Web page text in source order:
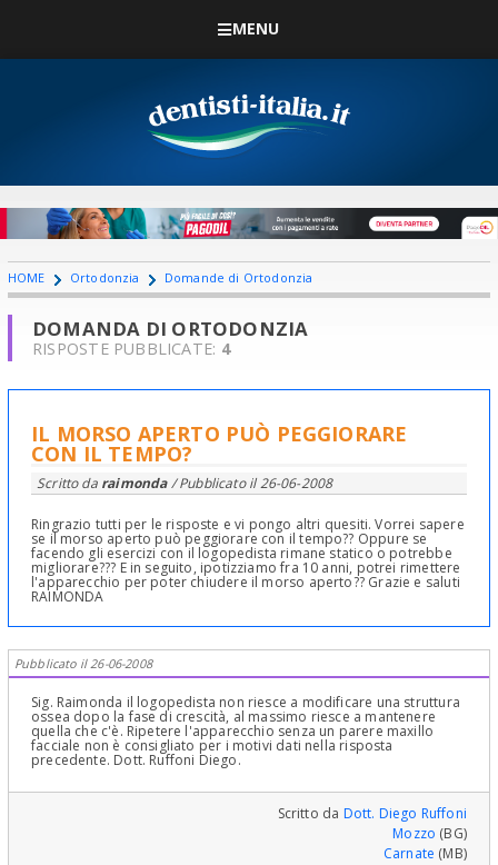
MENU
HOME Ortodonzia Domande di Ortodonzia
DOMANDA DI ORTODONZIA
RISPOSTE PUBBLICATE: 4
IL MORSO APERTO PUÒ PEGGIORARE
CON IL TEMPO?
Scritto da raimonda/ Pubblicato il26-06-2008
Ringrazio tutti per le risposte e vi pongo altri quesiti. Vorrei sapere
se il morso aperto può peggiorare con il tempo?? Oppure se
facendo gli esercizi con il logopedista rimane statico o potrebbe
migliorare??? E in seguito, ipotizziamo fra 10 anni, potrei rimettere
l'apparecchio per poter chiudere il morso aperto?? Grazie e saluti
RAIMONDA
Pubblicato il 26-06-2008
Sig. Raimonda il logopedista non riesce a modificare una struttura
ossea dopo la fase di crescità, al massimo riesce a mantenere
quella che c'è. Ripetere l'apparecchio senza un parere maxillo
facciale non è consigliato per i motivi dati nella risposta
precedente. Dott. Ruffoni Diego.
Scritto da Dott. Diego Ruffoni
Mozzo (BG)
Carnate (MB)